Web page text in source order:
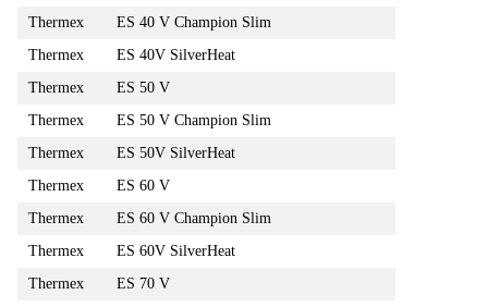
Thermex
ES 40 V Champion Slim
Thermex
ES 40V SilverHeat
Thermex
ES 50 V
Thermex
ES 50 V Champion Slim
Thermex
ES 50V SilverHeat
Thermex
ES 60 V
Thermex
ES 60 V Champion Slim
Thermex
ES 60V SilverHeat
Thermex
ES 70 V